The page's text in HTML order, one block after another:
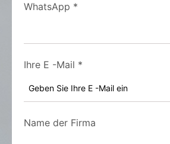
WhatsApp *
Ihre E -Mail *
Name der Firma